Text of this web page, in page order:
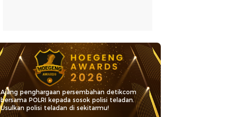
Ajang penghargaan persembahan detikcom
bersama POLRI kepada sosok polisi teladan.
Usulkan polisi teladan di sekitarmu!